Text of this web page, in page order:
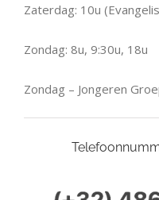
Zaterdag: 10u
Zondag: 8u, 9:30u, 18u
Zondag – Jongeren